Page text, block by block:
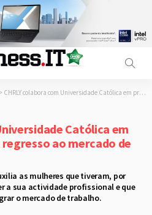
> CHRLY colabora com Universidade Católica em programa que apoia o regresso ao mercado de trabalho
Católica em
ao mercado de
as mulheres que tiveram, por
a sua actividade profissional e que
o mercado de trabalho.